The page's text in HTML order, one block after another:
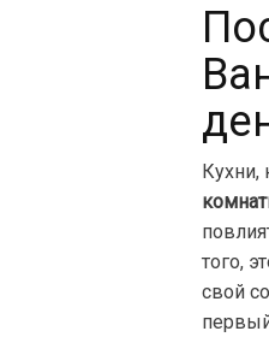
Кухни,
того,
свой